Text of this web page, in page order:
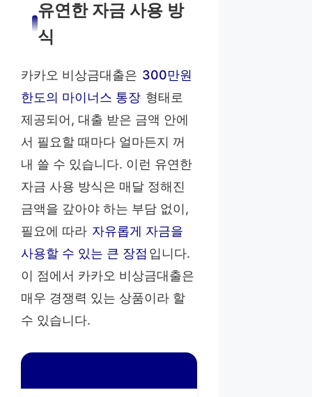
유연한 자금 사용 방
식
카카오 비상금대출은 300만원
한도의 마이너스 통장 형태로
제공되어, 대출 받은 금액 안에
서 필요할 때마다 얼마든지 꺼
내 쓸 수 있습니다. 이런 유연한
자금 사용 방식은 매달 정해진
금액을 갚아야 하는 부담 없이,
필요에 따라 자유롭게 자금을
사용할 수 있는 큰 장점 입니다.
이 점에서 카카오 비상금대출은
매우 경쟁력 있는 상품이라 할
수 있습니다.